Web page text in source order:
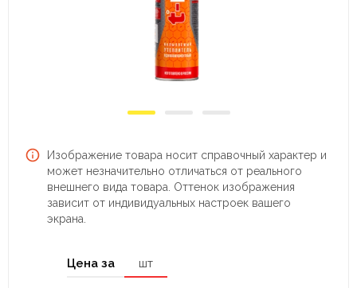
Изображение товара носит справочный характер и
может незначительно отличаться от реального
внешнего вида товара. Оттенок изображения
зависит от индивидуальных настроек вашего
экрана.
Цена за шт